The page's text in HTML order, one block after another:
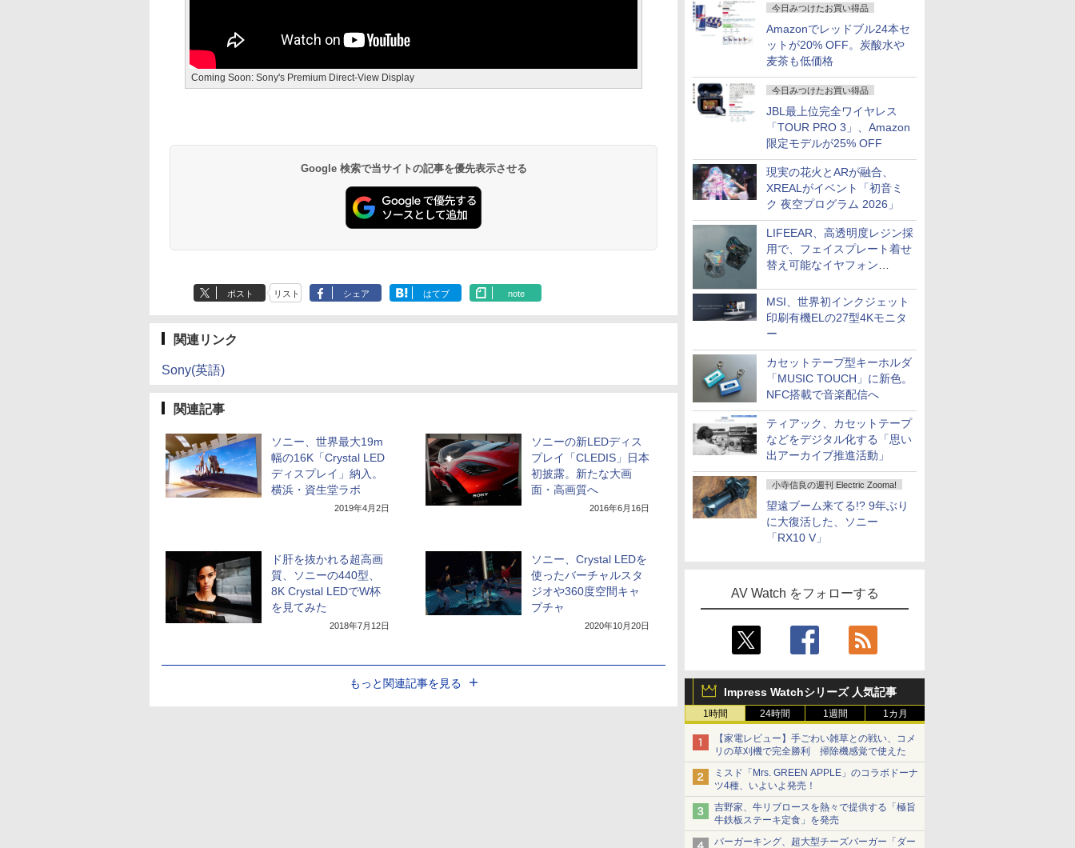
今日みつけたお買い得品
Amazonでレッドブル24本セ
ットが20% OFF。炭酸水や
麦茶も低価格
今日みつけたお買い得品
JBL最上位完全ワイヤレス
「TOUR PRO 3」、Amazon
限定モデルが25% OFF
現実の花火とARが融合、
XREALがイベント「初音ミ
ク 夜空プログラム 2026」
LIFEEAR、高透明度レジン採
用で、フェイスプレート着せ
替え可能なイヤフォン
MSI、世界初インクジェット
印刷有機ELの27型4Kモニタ
ー
カセットテープ型キーホルダ
「MUSIC TOUCH」に新色。
NFC搭載で音楽配信へ
ティアック、カセットテープ
などをデジタル化する「思い
出アーカイブ推進活動」
小寺信良の週刊 Electric Zooma!
望遠ブーム来てる!? 9年ぶり
に大復活した、ソニー
「RX10 V」
AV Watch をフォローする
Impress Watchシリーズ 人気記事
1時間 24時間 1週間 1カ月
【家電レビュー】手ごわい雑草との戦い、コメ
リの草刈機で完全勝利 掃除機感覚で使えた
ミスド「Mrs. GREEN APPLE」のコラボドーナ
ツ4種、いよいよ発売！
吉野家、牛リブロースを熱々で提供する「極旨
牛鉄板ステーキ定食」を発売
バーガーキング、超大型チーズバーガー「ダー
Coming Soon: Sony's Premium Direct-View Display
Google 検索で当サイトの記事を優先表示させる
ポスト リスト シェア はてブ note
関連リンク
Sony(英語)
関連記事
ソニー、世界最大19m
幅の16K「Crystal LED
ディスプレイ」納入。
横浜・資生堂ラボ
2019年4月2日
ソニーの新LEDディス
プレイ「CLEDIS」日本
初披露。新たな大画
面・高画質へ
2016年6月16日
ド肝を抜かれる超高画
質、ソニーの440型、
8K Crystal LEDでW杯
を見てみた
2018年7月12日
ソニー、Crystal LEDを
使ったバーチャルスタ
ジオや360度空間キャ
プチャ
2020年10月20日
もっと関連記事を見る